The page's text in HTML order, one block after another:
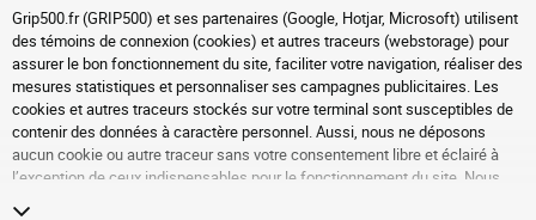
Grip500.fr (GRIP500) et ses partenaires (Google, Hotjar, Microsoft) utilisent
des témoins de connexion (cookies) et autres traceurs (webstorage) pour
assurer le bon fonctionnement du site, faciliter votre navigation, réaliser des
mesures statistiques et personnaliser ses campagnes publicitaires. Les
cookies et autres traceurs stockés sur votre terminal sont susceptibles de
contenir des données à caractère personnel. Aussi, nous ne déposons
aucun cookie ou autre traceur sans votre consentement libre et éclairé à
l’exception de ceux indispensables pour le fonctionnement du site. Nous